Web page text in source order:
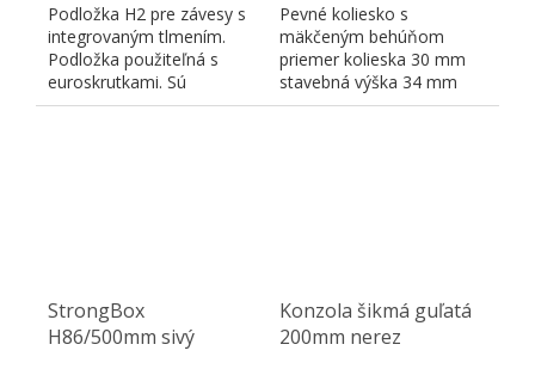
Podložka H2 pre závesy s
integrovaným tlmením.
Podložka použiteľná s
euroskrutkami. Sú
dodávané samostatne (
Pevné koliesko s
mäkčeným behúňom
priemer kolieska 30 mm
stavebná výška 34 mm
StrongBox
H86/500mm sivý
Konzola šikmá guľatá
200mm nerez